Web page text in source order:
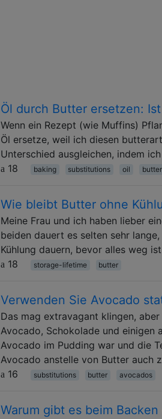
Öl durch Butter ersetzen:
Wenn ein Rezept (wie Muffins)
Öl ersetze, weil ich diesen
Unterschied ausgleichen, indem
18
baking substitutions oil butter
Wie bleibt Butter ohne
Meine Frau und ich haben lieber
beiden dauert es selten sehr
Kühlung dauern, bevor alles weg
18
storage-lifetime butter
Verwenden Sie Avocado
Das mag extravagant klingen,
Avocado, Schokolade und einigen
Avocado im Pudding war und die
Avocado anstelle von Butter auch
16
substitutions butter avocados
Warum gibt es beim